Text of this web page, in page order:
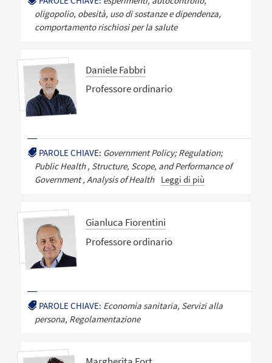
oligopolio, obesità, uso di sostanze e dipendenza,
comportamento rischiosi per la salute
Daniele Fabbri
Professore ordinario
PAROLE CHIAVE: Government Policy; Regulation;
Public Health , Structure, Scope, and Performance of
Government , Analysis of Health
Leggi di più
Gianluca Fiorentini
Professore ordinario
PAROLE CHIAVE: Economia sanitaria, Servizi alla
persona, Regolamentazione